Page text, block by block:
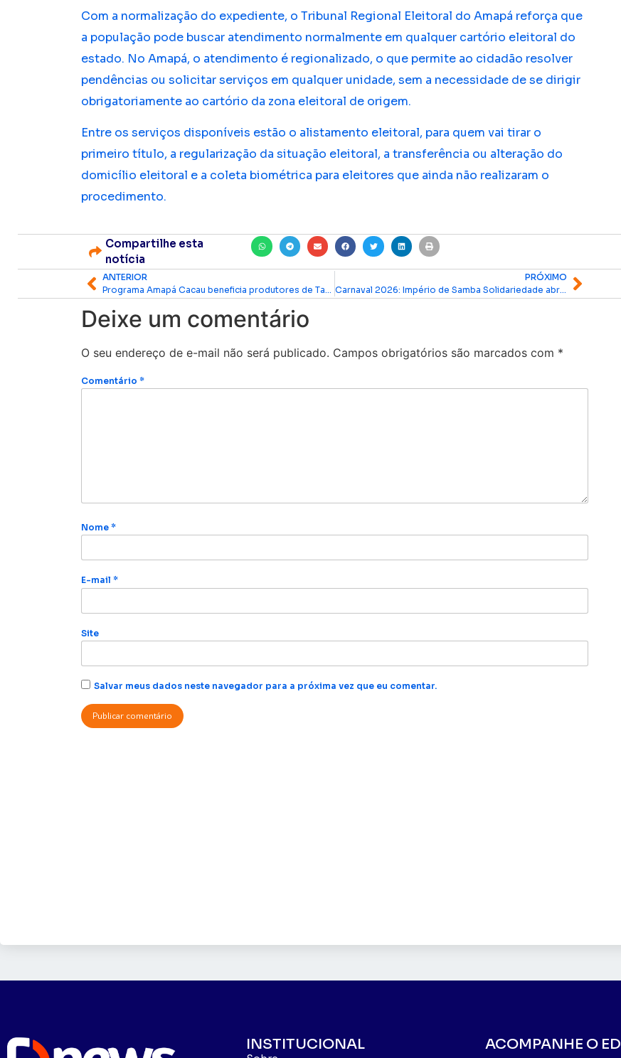
Com a normalização do expediente, o Tribunal Regional Eleitoral do Amapá reforça que
a população pode buscar atendimento normalmente em qualquer cartório eleitoral do
estado. No Amapá, o atendimento é regionalizado, o que permite ao cidadão resolver
pendências ou solicitar serviços em qualquer unidade, sem a necessidade de se dirigir
obrigatoriamente ao cartório da zona eleitoral de origem.
Entre os serviços disponíveis estão o alistamento eleitoral, para quem vai tirar o
primeiro título, a regularização da situação eleitoral, a transferência ou alteração do
domicílio eleitoral e a coleta biométrica para eleitores que ainda não realizaram o
procedimento.
Compartilhe esta
notícia
ANTERIOR
PRÓXIMO
Carnaval 2026: Império de Samba Solidariedade abre ensaios técnicos no Sambódromo
Deixe um comentário
O seu endereço de e-mail não será publicado. Campos obrigatórios são marcados com *
Comentário*
Nome*
E-mail*
Site
Salvar meus dados neste navegador para a próxima vez que eu comentar.
INSTITUCIONAL ACOMPANHE O ED